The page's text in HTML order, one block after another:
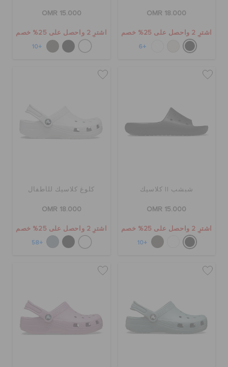
OMR 18.000
اشترِ 2 واحصل على 25% خصم
+6
OMR 15.000
اشترِ 2 واحصل على 25% خصم
+10
شبشب II كلاسيك
OMR 15.000
اشترِ 2 واحصل على 25% خصم
+10
كلوغ كلاسيك للأطفال
OMR 18.000
اشترِ 2 واحصل على 25% خصم
+58